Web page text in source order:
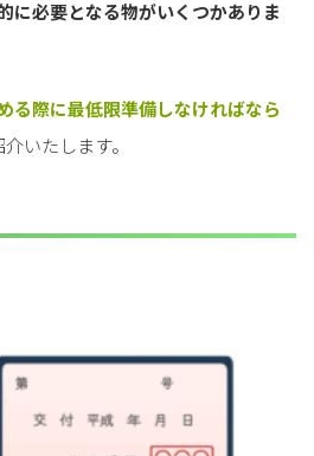
に必要となる物がいくつかありま
る際に最低限準備しなければなら
いたします。